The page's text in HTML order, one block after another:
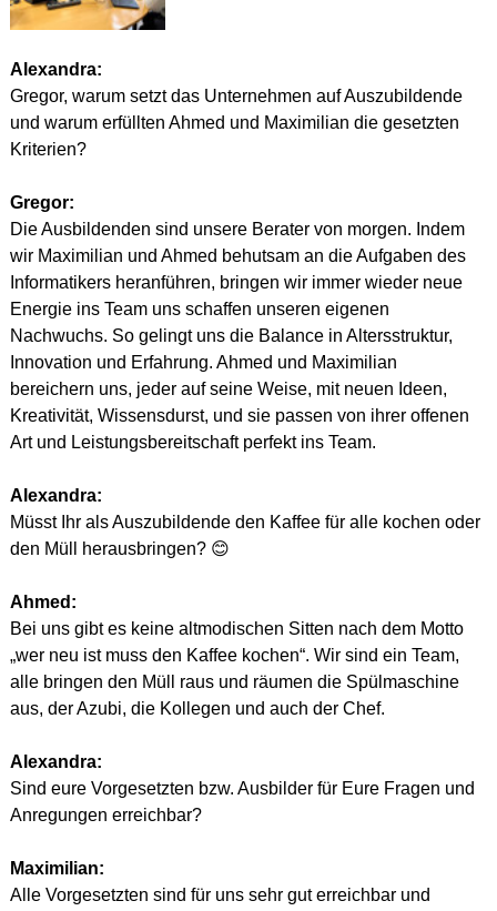
Alexandra:
Gregor, warum setzt das Unternehmen auf Auszubildende
und warum erfüllten Ahmed und Maximilian die gesetzten
Kriterien?
Gregor:
Die Ausbildenden sind unsere Berater von morgen. Indem
wir Maximilian und Ahmed behutsam an die Aufgaben des
Informatikers heranführen, bringen wir immer wieder neue
Energie ins Team uns schaffen unseren eigenen
Nachwuchs. So gelingt uns die Balance in Altersstruktur,
Innovation und Erfahrung. Ahmed und Maximilian
bereichern uns, jeder auf seine Weise, mit neuen Ideen,
Kreativität, Wissensdurst, und sie passen von ihrer offenen
Art und Leistungsbereitschaft perfekt ins Team.
Alexandra:
Müsst Ihr als Auszubildende den Kaffee für alle kochen oder
den Müll herausbringen? 😊
Ahmed:
Bei uns gibt es keine altmodischen Sitten nach dem Motto
„wer neu ist muss den Kaffee kochen“. Wir sind ein Team,
alle bringen den Müll raus und räumen die Spülmaschine
aus, der Azubi, die Kollegen und auch der Chef.
Alexandra:
Sind eure Vorgesetzten bzw. Ausbilder für Eure Fragen und
Anregungen erreichbar?
Maximilian:
Alle Vorgesetzten sind für uns sehr gut erreichbar und